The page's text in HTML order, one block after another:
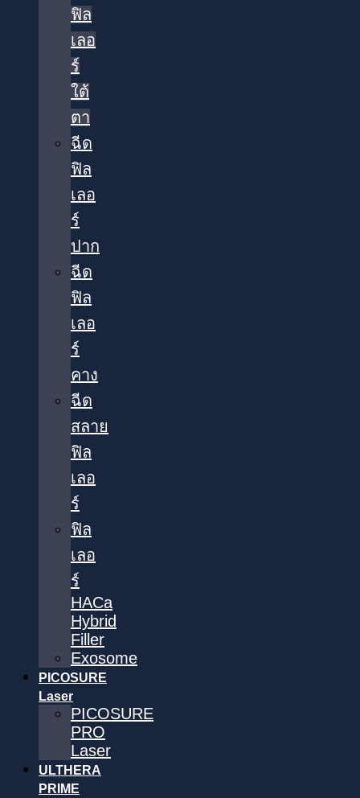
ฟิล
เลอ
ร์
ใต้
ตา​
ฉีด
ฟิล
เลอ
ร์
ปาก
ฉีด
ฟิล
เลอ
ร์
คาง
ฉีด
สลาย
ฟิล
เลอ
ร์
ฟิล
เลอ
ร์
HACa
Hybrid
Filler
Exosome
PICOSURE
Laser
PICOSURE
PRO
Laser
ULTHERA
PRIME